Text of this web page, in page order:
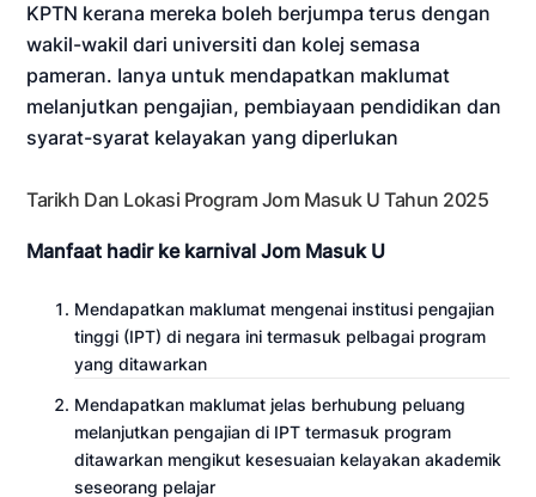
KPTN kerana mereka boleh berjumpa terus dengan
wakil-wakil dari universiti dan kolej semasa
pameran. Ianya untuk mendapatkan maklumat
melanjutkan pengajian, pembiayaan pendidikan dan
syarat-syarat kelayakan yang diperlukan
Tarikh Dan Lokasi Program Jom Masuk U Tahun 2025
Manfaat hadir ke karnival Jom Masuk U
Mendapatkan maklumat mengenai institusi pengajian
tinggi (IPT) di negara ini termasuk pelbagai program
yang ditawarkan
Mendapatkan maklumat jelas berhubung peluang
melanjutkan pengajian di IPT termasuk program
ditawarkan mengikut kesesuaian kelayakan akademik
seseorang pelajar